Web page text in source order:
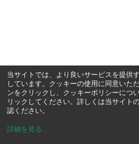
当サイトでは、より良いサービスを提供
しています。クッキーの使用に同意いた
ンをクリックし、クッキーポリシーにつ
リックしてください。詳しくは当サイト
認ください。
詳細を見る ...